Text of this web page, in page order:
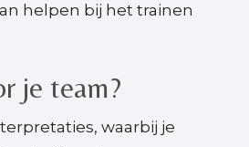
helpen bij het trainen
je team?
waarbij je